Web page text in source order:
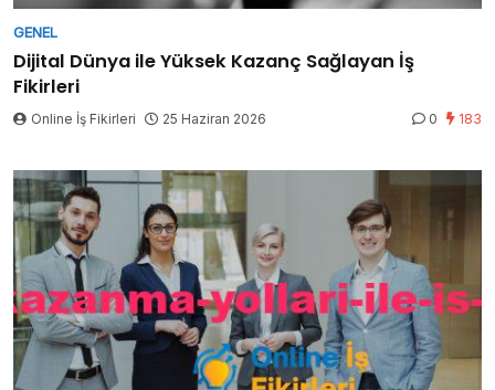
GENEL
Dijital Dünya ile Yüksek Kazanç Sağlayan İş
Fikirleri
Online İş Fikirleri 25 Haziran 2026 0 183